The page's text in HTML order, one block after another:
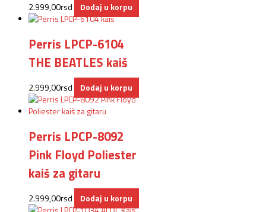
2.999,00rsd Dodaj u korpu
Perris LPCP-6104
THE BEATLES kaiš
2.999,00rsd Dodaj u korpu
Perris LPCP-8092
Pink Floyd Poliester
kaiš za gitaru
2.999,00rsd Dodaj u korpu